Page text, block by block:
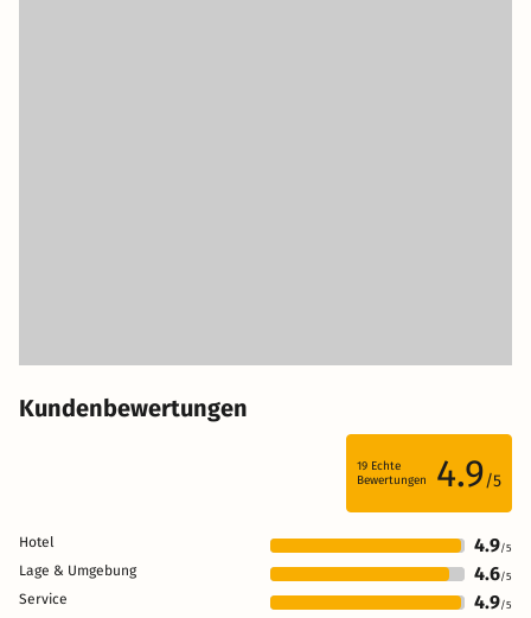
Kundenbewertungen
19 Echte
Bewertungen
4.9/5
Hotel 4.9/5
Lage & Umgebung 4.6/5
Service 4.9/5